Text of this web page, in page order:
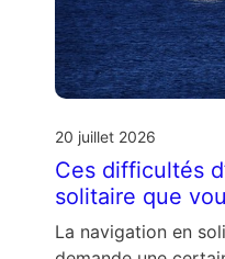
20 juillet 2026
Ces difficultés
solitaire que
La navigation en